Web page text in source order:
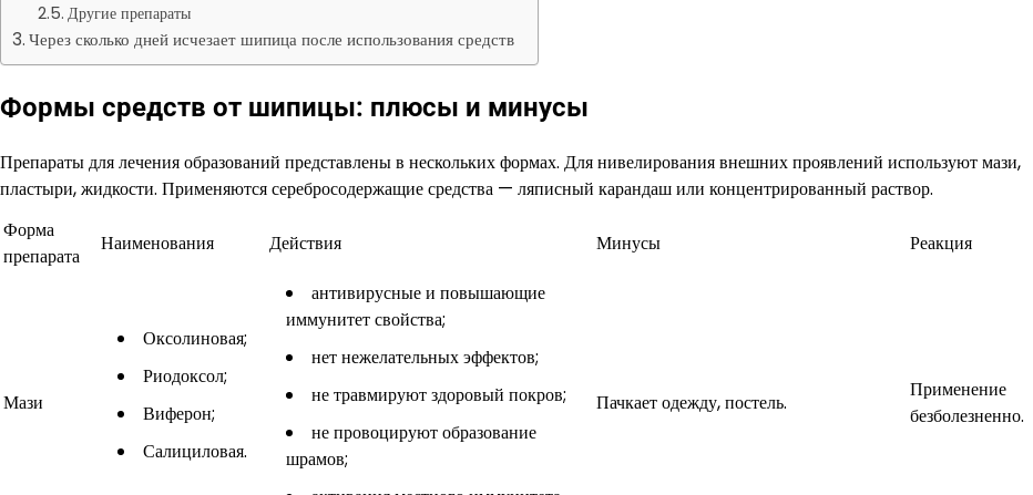
Другие препараты
Через сколько дней исчезает шипица после использования средств
Формы средств от шипицы: плюсы и минусы
Препараты для лечения образований представлены в нескольких формах. Для нивелирования внешних проявлений используют мази,
пластыри, жидкости. Применяются серебросодержащие средства — ляписный карандаш или концентрированный раствор.
Форма
препарата
Наименования Действия Минусы Реакция
Мази
Оксолиновая;
Риодоксол;
Виферон;
Салициловая.
антивирусные и повышающие
иммунитет свойства;
нет нежелательных эффектов;
не травмируют здоровый покров;
не провоцируют образование
шрамов;
Пачкает одежду, постель.
Применение
безболезненно.